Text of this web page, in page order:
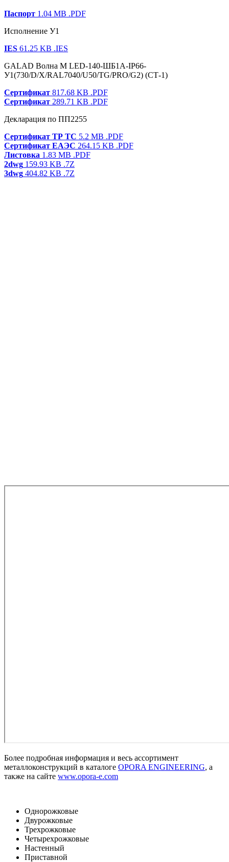
Паспорт 1.04 MB .PDF
Исполнение У1
IES 61.25 KB .IES
GALAD Волна M LED-140-ШБ1А-IP66-
У1(730/D/X/RAL7040/U50/TG/PRO/G2) (СТ-1)
Сертификат 817.68 KB .PDF
Сертификат 289.71 KB .PDF
Декларация по ПП2255
Сертификат ТР ТС 5.2 MB .PDF
Сертификат ЕАЭС 264.15 KB .PDF
Листовка 1.83 MB .PDF
2dwg 159.93 KB .7Z
3dwg 404.82 KB .7Z
Более подробная информация и весь ассортимент
металлоконструкций в каталоге OPORA ENGINEERING, а
также на сайте www.opora-e.com
Однорожковые
Двурожковые
Трехрожковые
Четырехрожковые
Настенный
Приставной